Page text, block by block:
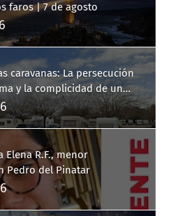
faros | 7 de agosto
caravanas: La persecución
y la complicidad de un
Elena R.F., menor
Pedro del Pinatar